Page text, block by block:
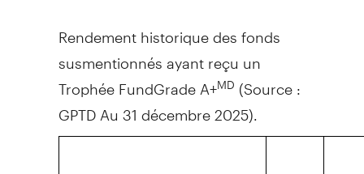
Rendement historique des fonds
susmentionnés ayant reçu un
Trophée FundGrade A+MD (Source :
GPTD Au 31 décembre 2025).